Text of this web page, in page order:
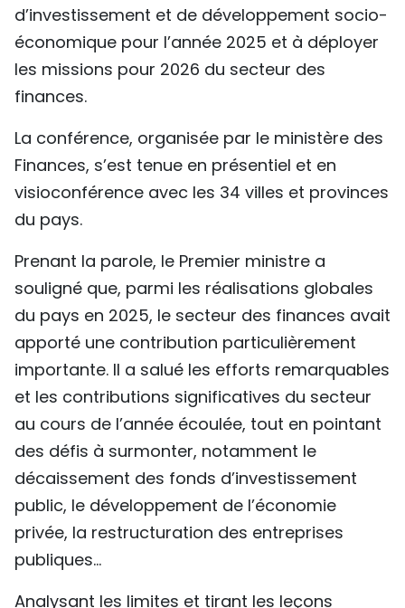
中文
РУССКИЙ
d’investissement et de développement socio-
économique pour l’année 2025 et à déployer
les missions pour 2026 du secteur des
finances.
La conférence, organisée par le ministère des
Finances, s’est tenue en présentiel et en
visioconférence avec les 34 villes et provinces
du pays.
Prenant la parole, le Premier ministre a
souligné que, parmi les réalisations globales
du pays en 2025, le secteur des finances avait
apporté une contribution particulièrement
importante. Il a salué les efforts remarquables
et les contributions significatives du secteur
au cours de l’année écoulée, tout en pointant
des défis à surmonter, notamment le
décaissement des fonds d’investissement
public, le développement de l’économie
privée, la restructuration des entreprises
publiques...
Analysant les limites et tirant les leçons